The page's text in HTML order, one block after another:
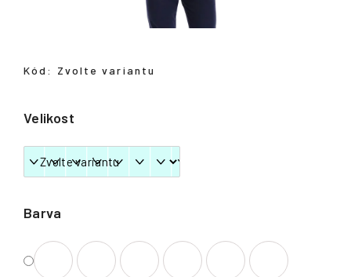
Barva
Velikost
Kód: Zvolte variantu